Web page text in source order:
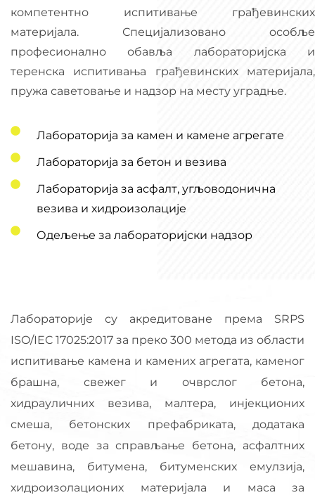
компетентно испитивање грађевинских
материјала. Специјализовано oсобље
професионално обавља лабораторијска и
теренска испитивања грађевинских материјала,
пружа саветовање и надзор на месту уградње.
Лабораторија за камен и камене агрегате
Лабораторија за бетон и везива
Лабораторија за асфалт, угљоводонична
везива и хидроизолације
Одељење за лабораторијски надзор
Лабораторије су акредитоване према SRPS
ISO/IEC 17025:2017 за преко 300 метода из области
испитивање камена и камених агрегата, каменог
брашна, свежег и очврслог бетона,
хидрауличних везива, малтера, инјекционих
смеша, бетонских префабриката, додатака
бетону, воде за справљање бетона, асфалтних
мешавина, битумена, битуменских емулзија,
хидроизолационих материјала и маса за